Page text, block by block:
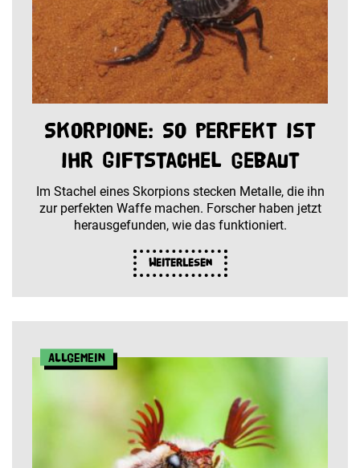
Skorpione: So perfekt ist
ihr Giftstachel gebaut
Im Stachel eines Skorpions stecken Metalle, die ihn
zur perfekten Waffe machen. Forscher haben jetzt
herausgefunden, wie das funktioniert.
Weiterlesen
Allgemein